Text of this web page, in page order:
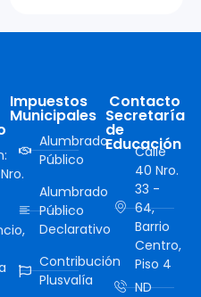
Impuestos
Municipales
Alumbrado
Público
Alumbrado
Público
Declarativo
Contribución
Plusvalía
Contacto
Secretaría
de
Educación
Calle
40 Nro.
33 -
64,
Barrio
Centro,
Piso 4
ND